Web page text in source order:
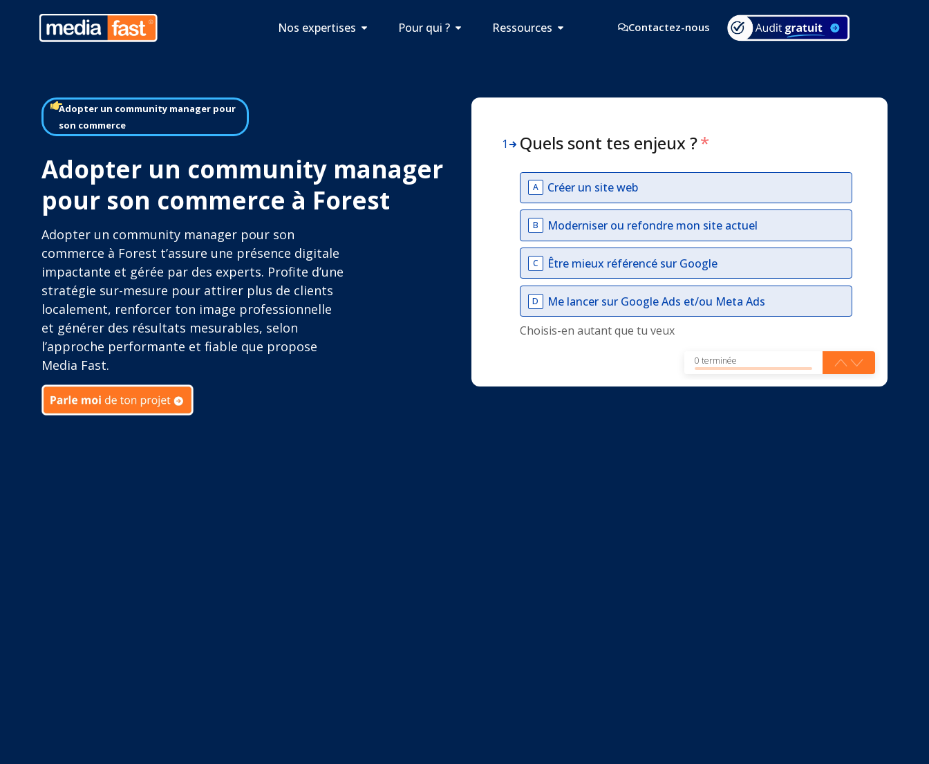
Nos expertises Pour qui ? Ressources Contactez-nous
Adopter un community manager pour
son commerce
Adopter un community manager
pour son commerce à Forest
Adopter un community manager pour son
commerce à Forest t’assure une présence digitale
impactante et gérée par des experts. Profite d’une
stratégie sur-mesure pour attirer plus de clients
localement, renforcer ton image professionnelle
et générer des résultats mesurables, selon
l’approche performante et fiable que propose
Media Fast.
1 Quels sont tes enjeux ?*
A Créer un site web
B Moderniser ou refondre mon site actuel
C Être mieux référencé sur Google
D
Me lancer sur Google Ads et/ou Meta Ads
Choisis-en autant que tu veux
0 terminée